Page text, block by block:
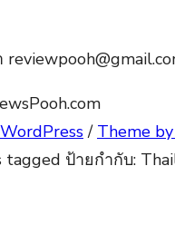
/ Theme
tagged ป้ายกำกับ: